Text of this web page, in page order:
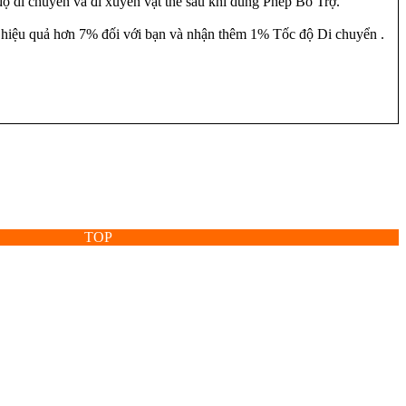
quả hơn 7% đối với bạn và nhận thêm 1% Tốc độ Di chuyển .
TOP